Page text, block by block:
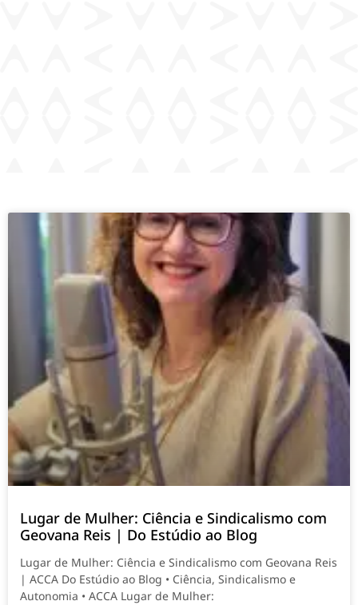
Lugar de Mulher: Ciência e Sindicalismo com
Geovana Reis | Do Estúdio ao Blog
Lugar de Mulher: Ciência e Sindicalismo com Geovana Reis
| ACCA Do Estúdio ao Blog • Ciência, Sindicalismo e
Autonomia • ACCA Lugar de Mulher: